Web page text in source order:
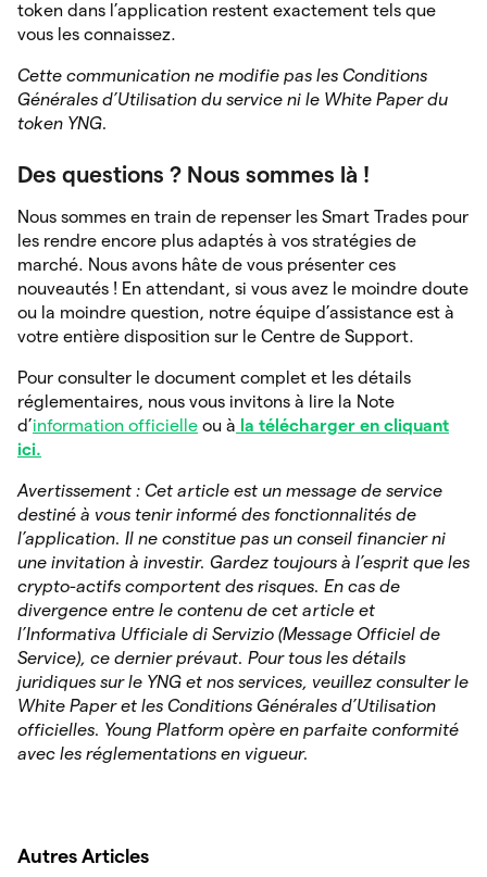
token dans l’application restent exactement tels que
vous les connaissez.
Cette communication ne modifie pas les Conditions
Générales d’Utilisation du service ni le White Paper du
token YNG.
Des questions ? Nous sommes là !
Nous sommes en train de repenser les Smart Trades pour
les rendre encore plus adaptés à vos stratégies de
marché. Nous avons hâte de vous présenter ces
nouveautés ! En attendant, si vous avez le moindre doute
ou la moindre question, notre équipe d’assistance est à
votre entière disposition sur le Centre de Support.
Pour consulter le document complet et les détails
réglementaires, nous vous invitons à lire la Note
d’information officielle ou à la télécharger en cliquant
ici.
Avertissement : Cet article est un message de service
destiné à vous tenir informé des fonctionnalités de
l’application. Il ne constitue pas un conseil financier ni
une invitation à investir. Gardez toujours à l’esprit que les
crypto-actifs comportent des risques. En cas de
divergence entre le contenu de cet article et
l’Informativa Ufficiale di Servizio (Message Officiel de
Service), ce dernier prévaut. Pour tous les détails
juridiques sur le YNG et nos services, veuillez consulter le
White Paper et les Conditions Générales d’Utilisation
officielles. Young Platform opère en parfaite conformité
avec les réglementations en vigueur.
Autres Articles